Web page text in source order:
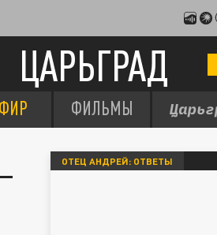
ЦАРЬГРАД
ФИЛЬМЫ
ОТЕЦ АНДРЕЙ: ОТВЕТЫ